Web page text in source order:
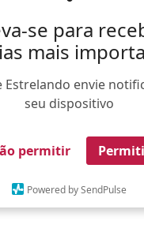
se para
mais
Estrelando envie
seu dispositivo
permitir
Powered by SendPulse